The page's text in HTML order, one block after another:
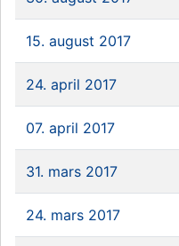
15. august 2017
24. april 2017
07. april 2017
31. mars 2017
24. mars 2017